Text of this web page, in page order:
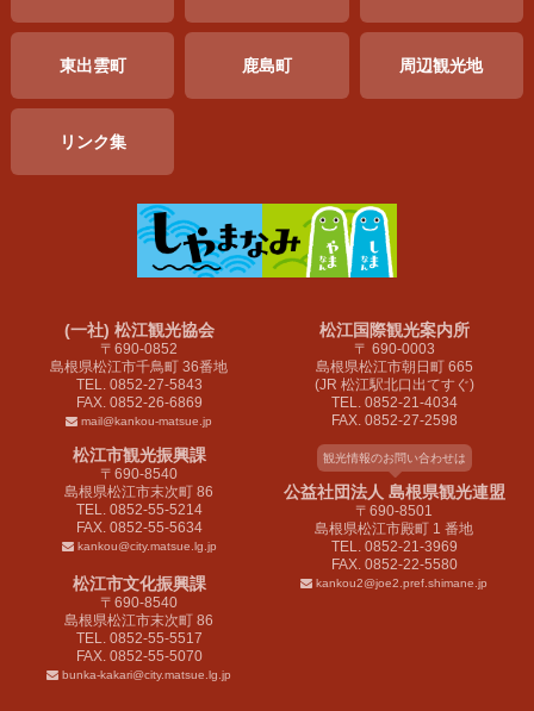
東出雲町 鹿島町 周辺観光地
リンク集
(一社) 松江観光協会
〒690-0852
島根県松江市千鳥町 36番地
TEL. 0852-27-5843
FAX. 0852-26-6869
mail@kankou-matsue.jp
松江国際観光案内所
〒 690-0003
島根県松江市朝日町 665
(JR 松江駅北口出てすぐ)
TEL. 0852-21-4034
FAX. 0852-27-2598
松江市観光振興課
〒690-8540
島根県松江市末次町 86
TEL. 0852-55-5214
FAX. 0852-55-5634
kankou@city.matsue.lg.jp
松江市文化振興課
〒690-8540
島根県松江市末次町 86
TEL. 0852-55-5517
FAX. 0852-55-5070
bunka-kakari@city.matsue.lg.jp
観光情報のお問い合わせは
公益社団法人 島根県観光連盟
〒690-8501
島根県松江市殿町 1 番地
TEL. 0852-21-3969
FAX. 0852-22-5580
kankou2@joe2.pref.shimane.jp